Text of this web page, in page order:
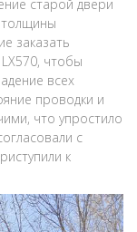
старой двери
заказать
чтобы
всех
проводки и
что упростило
с
к